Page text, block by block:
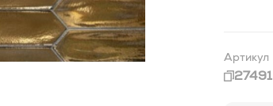
Артикул
27491